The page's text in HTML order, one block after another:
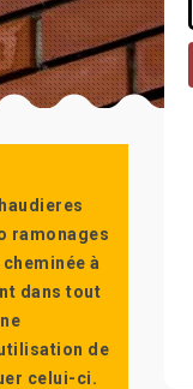
ramonages
à
dans tout
de
celui-ci.